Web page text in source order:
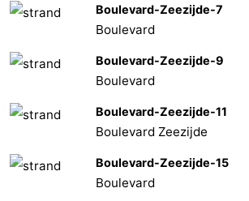
Boulevard-Zeezijde-7
Boulevard
Boulevard-Zeezijde-9
Boulevard
Boulevard-Zeezijde-11
Boulevard Zeezijde
Boulevard-Zeezijde-15
Boulevard